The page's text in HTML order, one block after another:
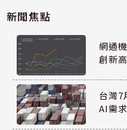
新聞焦點
網通
創新
台灣7
AI需